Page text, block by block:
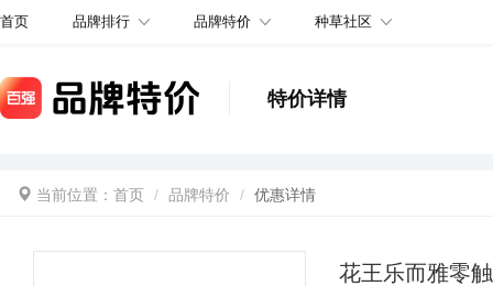
首页 品牌排行 品牌特价 种草社区
特价详情
当前位置： 首页 品牌特价 优惠详情
花王乐而雅零